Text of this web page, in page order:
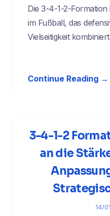
Die 3-4-1-2-
im Fußball, das
Vielseitigkeit
Continue Reading →
3-4-1-2
an die
14/